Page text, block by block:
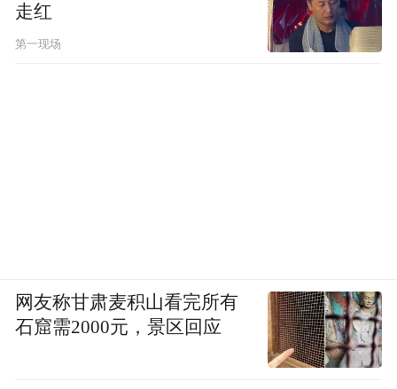
走红
第一现场
网友称甘肃麦积山看完所有
石窟需2000元，景区回应